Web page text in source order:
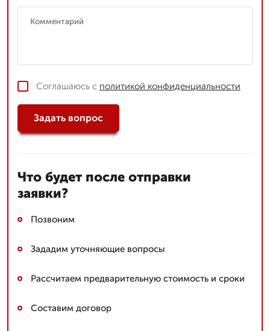
Соглашаюсь с политикой конфиденциальности
Задать вопрос
Что будет после отправки
заявки?
Позвоним
Зададим уточняющие вопросы
Рассчитаем предварительную стоимость и сроки
Составим договор